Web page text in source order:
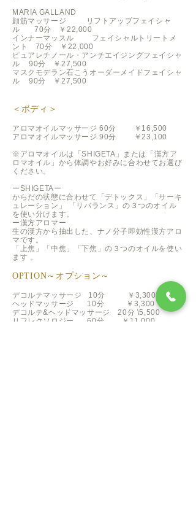
MARIA GALLAND
顔筋マッサージ リフトアップフェイシャ
ル 70分 ￥22,000
​インナーマッスル フェイシャルトリートメ
ント 70分 ￥22,000
ピュアレチノール・アンチエイジングフェイシャ
ル 90分 ￥27,500
マスクモデラン石こうオーダーメイドフェイシャ
ル 90分 ￥27,500
＜ボディ＞
アロマオイルマッサージ 60分 ￥16,500
アロマ オイルマッサージ 90分 ￥23,100
※アロマオイルは「SHIGETA」または「漢方ア
ロマオイル」から体調やお好みに合わせてお選び
ください。
ーSHIGETAー
からだの状態に合わせて「デトックス」「サーキ
ュレーション」 「リバランス」の３つのオイル
を使い分けます。
ー漢方アロマー
生の漢方から抽出した、ナノ分子即効性漢方アロ
マです。
「上焦」「中焦」「下焦」の３つのオイルを使い
ます 。
OPTION～オプション～
デコルテマッサージ 10分 ￥3,300
ヘッドマッサージ 10分 ￥3,300
デコルテ&ヘッドマッサージ 20分 \5,500
リフレクソロジー 60分 ￥11,000